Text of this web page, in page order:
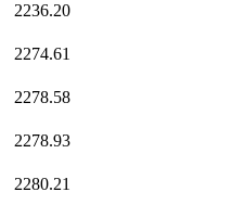
2236.20
2274.61
2278.58
2278.93
2280.21